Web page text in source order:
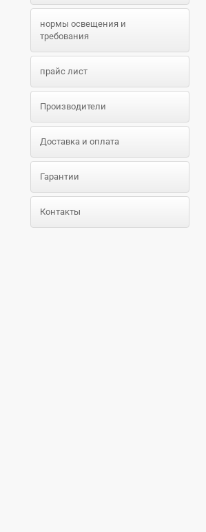
нормы освещения и
требования
прайс лист
Производители
Доставка и оплата
Гарантии
Контакты